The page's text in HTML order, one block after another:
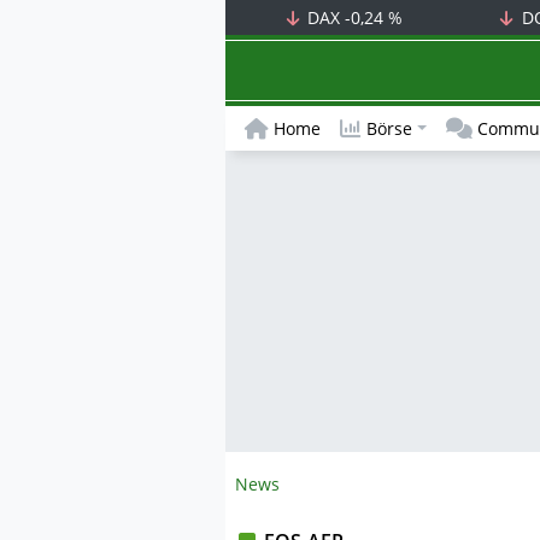
DAX-0,24 %
Home Börse
News